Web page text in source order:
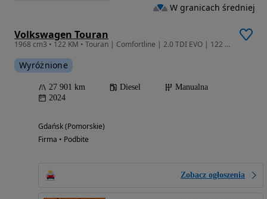
Volkswagen Touran
1968 cm3 • 122 KM • Touran | Comfortline | 2.0 TDI EVO | 122 KM | automatyczna DSG 7
Wyróżnione
27 901 km Diesel
Manualna
2024
Gdańsk (Pomorskie)
Firma • Podbite
Zobacz ogłoszenia
W granicach średniej